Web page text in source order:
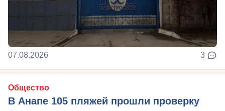
07.08.2026 3
Общество
В Анапе 105 пляжей прошли проверку